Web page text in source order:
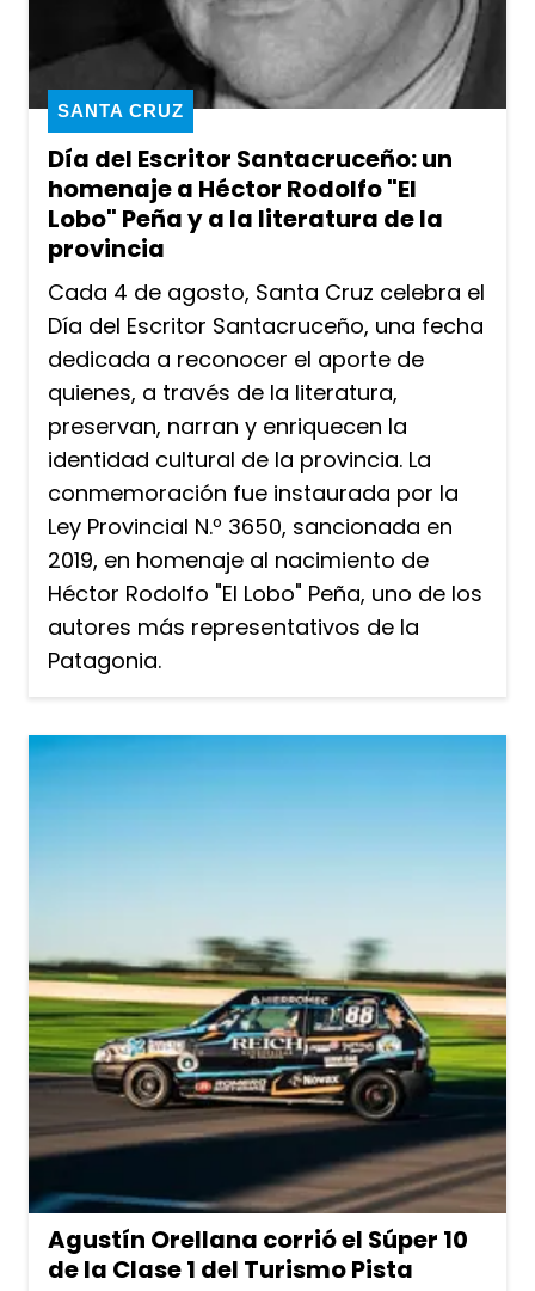
Día del Escritor Santacruceño: un
homenaje a Héctor Rodolfo "El
Lobo" Peña y a la literatura de la
provincia
SANTA CRUZ
Cada 4 de agosto, Santa Cruz celebra el
Día del Escritor Santacruceño, una fecha
dedicada a reconocer el aporte de
quienes, a través de la literatura,
preservan, narran y enriquecen la
identidad cultural de la provincia. La
conmemoración fue instaurada por la
Ley Provincial N.º 3650, sancionada en
2019, en homenaje al nacimiento de
Héctor Rodolfo "El Lobo" Peña, uno de los
autores más representativos de la
Patagonia.
Agustín Orellana corrió el Súper 10
de la Clase 1 del Turismo Pista